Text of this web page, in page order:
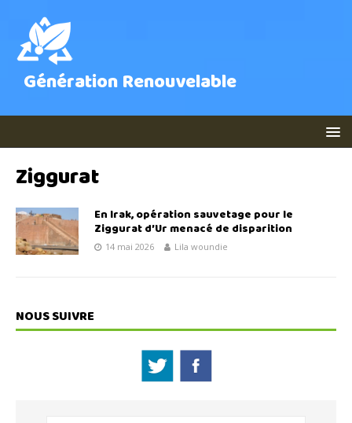
Génération Renouvelable
Ziggurat
En Irak, opération sauvetage pour le
Ziggurat d’Ur menacé de disparition
14 mai 2026 Lila woundie
NOUS SUIVRE